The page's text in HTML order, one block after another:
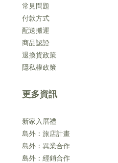
常見問題
付款方式
配送搬運
商品認證
退換貨政策
隱私權政策
更多資訊
新家入厝禮
島外：旅店計畫
島外：異業合作
島外：經銷合作